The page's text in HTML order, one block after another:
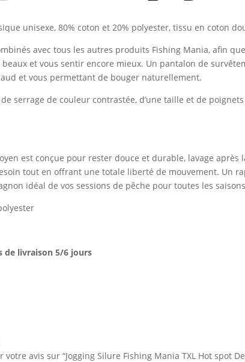
unisexe, 80% coton et 20% polyester, tissu en coton
avec tous les autres produits Fishing Mania, afin
et vous sentir encore mieux. Un pantalon de
et vous permettant de bouger naturellement.
serrage de couleur contrastée, d’une taille et de
est conçue pour rester douce et durable, lavage
tout en offrant une totale liberté de mouvement. Un
idéal de vos sessions de pêche pour toutes les
de livraison 5/6 jours
avis sur “Jogging Silure Fishing Mania TXL Hot spot